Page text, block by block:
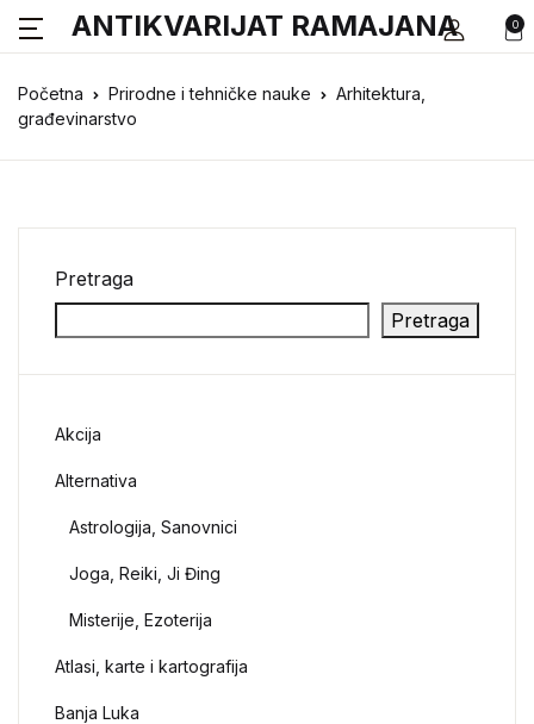
0
ANTIKVARIJAT RAMAJANA
Početna Prirodne i tehničke nauke
Arhitektura,
građevinarstvo
Pretraga
Pretraga
Akcija
Alternativa
Astrologija, Sanovnici
Joga, Reiki, Ji Đing
Misterije, Ezoterija
Atlasi, karte i kartografija
Banja Luka